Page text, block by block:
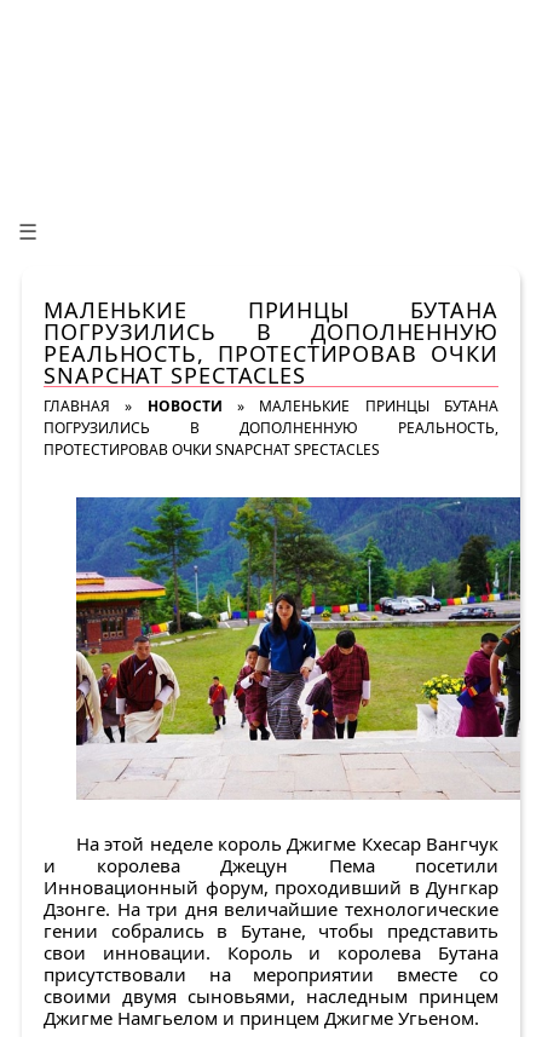
☰
МАЛЕНЬКИЕ ПРИНЦЫ БУТАНА
ПОГРУЗИЛИСЬ В ДОПОЛНЕННУЮ
РЕАЛЬНОСТЬ, ПРОТЕСТИРОВАВ ОЧКИ
SNAPCHAT SPECTACLES
ГЛАВНАЯ » НОВОСТИ » МАЛЕНЬКИЕ ПРИНЦЫ БУТАНА
ПОГРУЗИЛИСЬ В ДОПОЛНЕННУЮ РЕАЛЬНОСТЬ,
ПРОТЕСТИРОВАВ ОЧКИ SNAPCHAT SPECTACLES
На этой неделе король Джигме Кхесар Вангчук
и королева Джецун Пема посетили
Инновационный форум, проходивший в Дунгкар
Дзонге. На три дня величайшие технологические
гении собрались в Бутане, чтобы представить
свои инновации. Король и королева Бутана
присутствовали на мероприятии вместе со
своими двумя сыновьями, наследным принцем
Джигме Намгьелом и принцем Джигме Угьеном.